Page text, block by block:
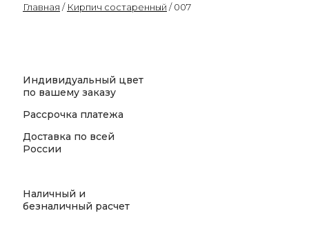
Главная / Кирпич состаренный / 007
Индивидуальный цвет
по вашему заказу
Рассрочка платежа
Доставка по всей
России
Наличный и
безналичный расчет